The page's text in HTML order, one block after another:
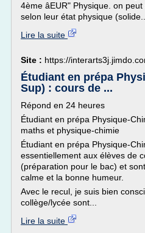
4ème âEUR" Physique. on
selon leur état physique (solide....
Lire la suite
Site : https://
Étudiant en prépa
Sup) : cours de ...
Répond en 24 heures
Étudiant en prépa Physique-
maths et physique-chimie
Étudiant en prépa Physique-
essentiellement aux élèves de
(préparation pour le bac) et
calme et la bonne humeur.
Avec le recul, je suis bien
collège/lycée sont...
Lire la suite